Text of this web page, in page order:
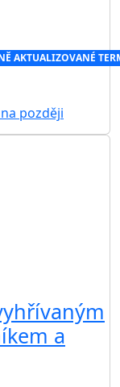
AKTUALIZOVANÉ
později
a